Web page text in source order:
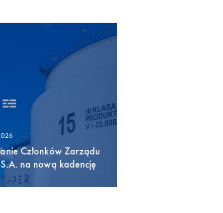
Członków Zarządu
S.A. na nową kadencję